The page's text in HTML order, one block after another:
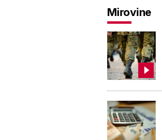
Mirovine